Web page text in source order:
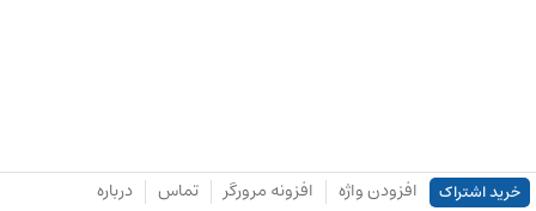
خرید اشتراک افزودن واژه افزونه مرورگر تماس درباره